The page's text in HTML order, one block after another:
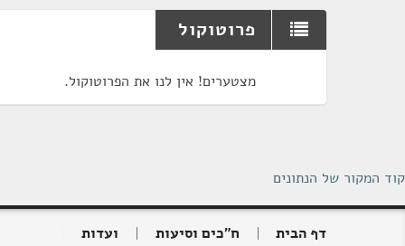
פרוטוקול
מצטערים! אין לנו את הפרוטוקול.
קוד המקור של הנתונים
דף הבית ח"כים וסיעות ועדות